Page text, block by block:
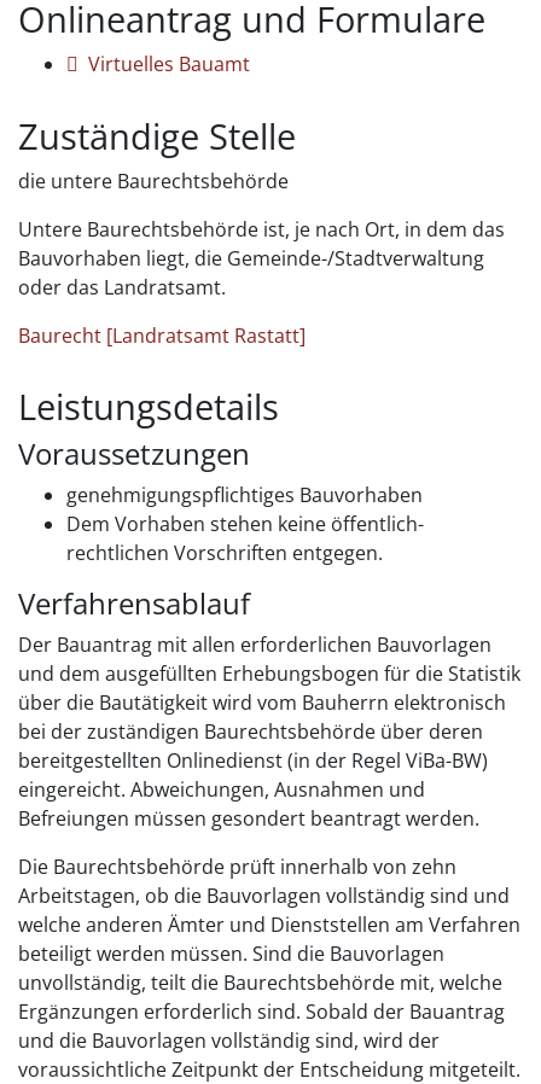
Onlineantrag und Formulare
Virtuelles Bauamt
Zuständige Stelle
die untere Baurechtsbehörde
Untere Baurechtsbehörde ist, je nach Ort, in dem das
Bauvorhaben liegt, die Gemeinde-/Stadtverwaltung
oder das Landratsamt.
Baurecht [Landratsamt Rastatt]
Leistungsdetails
Voraussetzungen
genehmigungspflichtiges Bauvorhaben
Dem Vorhaben stehen keine öffentlich-
rechtlichen Vorschriften entgegen.
Verfahrensablauf
Der Bauantrag mit allen erforderlichen Bauvorlagen
und dem ausgefüllten Erhebungsbogen für die Statistik
über die Bautätigkeit wird vom Bauherrn elektronisch
bei der zuständigen Baurechtsbehörde über deren
bereitgestellten Onlinedienst (in der Regel ViBa-BW)
eingereicht. Abweichungen, Ausnahmen und
Befreiungen müssen gesondert beantragt werden.
Die Baurechtsbehörde prüft innerhalb von zehn
Arbeitstagen, ob die Bauvorlagen vollständig sind und
welche anderen Ämter und Dienststellen am Verfahren
beteiligt werden müssen. Sind die Bauvorlagen
unvollständig, teilt die Baurechtsbehörde mit, welche
Ergänzungen erforderlich sind. Sobald der Bauantrag
und die Bauvorlagen vollständig sind, wird der
voraussichtliche Zeitpunkt der Entscheidung mitgeteilt.